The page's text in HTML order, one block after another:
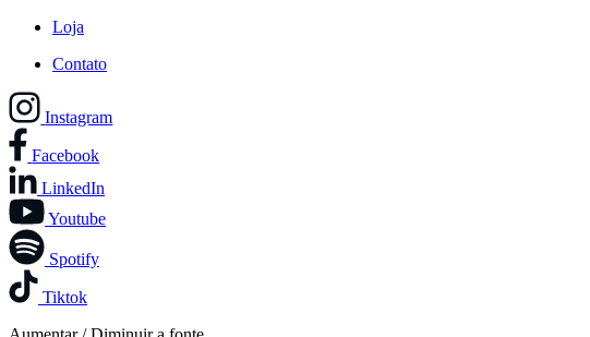
Loja
Contato
Instagram
Facebook
LinkedIn
Youtube
Spotify
Tiktok